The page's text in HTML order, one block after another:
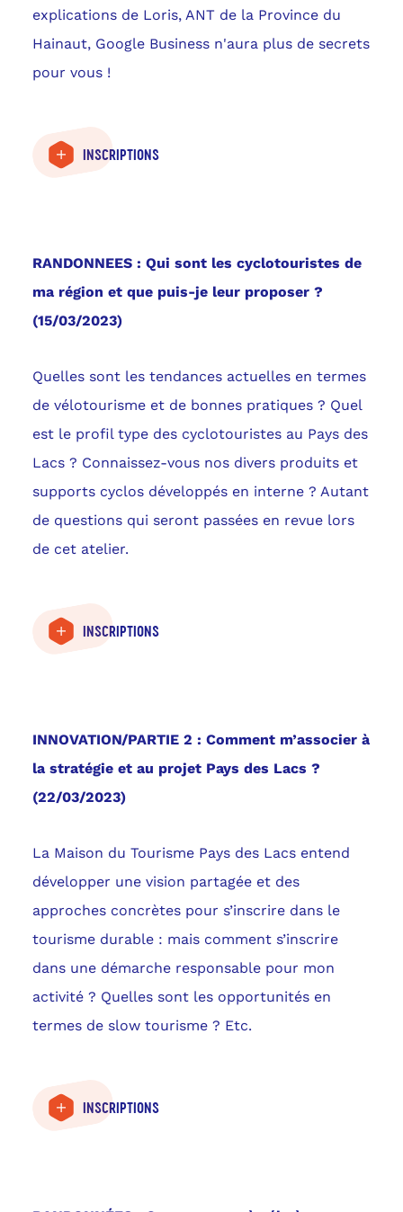
explications de Loris, ANT de la Province du
Hainaut, Google Business n'aura plus de secrets
pour vous !
INSCRIPTIONS
RANDONNEES : Qui sont les cyclotouristes de
ma région et que puis-je leur proposer ?
(15/03/2023)
Quelles sont les tendances actuelles en termes
de vélotourisme et de bonnes pratiques ? Quel
est le profil type des cyclotouristes au Pays des
Lacs ? Connaissez-vous nos divers produits et
supports cyclos développés en interne ? Autant
de questions qui seront passées en revue lors
de cet atelier.
INSCRIPTIONS
INNOVATION/PARTIE 2 : Comment m’associer à
la stratégie et au projet Pays des Lacs ?
(22/03/2023)
La Maison du Tourisme Pays des Lacs entend
développer une vision partagée et des
approches concrètes pour s’inscrire dans le
tourisme durable : mais comment s’inscrire
dans une démarche responsable pour mon
activité ? Quelles sont les opportunités en
termes de slow tourisme ? Etc.
INSCRIPTIONS